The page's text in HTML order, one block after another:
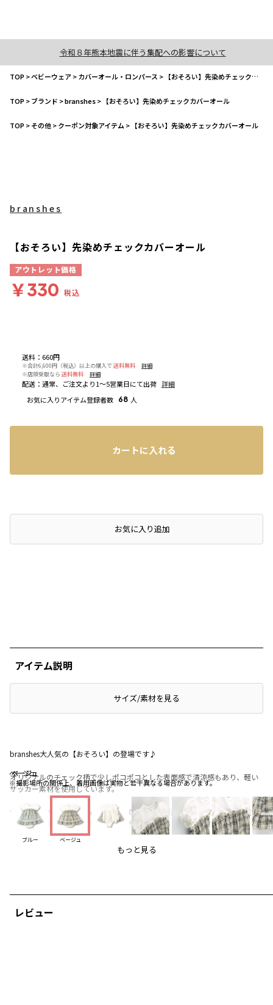
令和８年熊本地震に伴う集配への影響について
TOP>ベビーウェア>カバーオール・ロンパース > 【おそろい】先染めチェックカバーオール
TOP>ブランド >branshes> 【おそろい】先染めチェックカバーオール
TOP>その他>クーポン対象アイテム > 【おそろい】先染めチェックカバーオール
ベージュ
※撮影場所の関係上、着用画像は実物と若干異なる場合があります。
ベージュ
ベージュ
ブルー ベージュ
レビュー
送料 ： 660円
※合計6,600円（税込）以上の購入で 送料無料
詳細
※店頭受取なら 送料無料 詳細
配送 ： 通常、ご注文より1～5営業日にて出荷 詳細
お気に入りアイテム登録者数 68 人
branshes
【おそろい】先染めチェックカバーオール
アウトレット価格
￥330 税込
カートに入れる
お気に入り追加
アイテム説明
サイズ/素材を見る
branshes大人気の【おそろい】の登場です♪
オリジナルのチェック柄で少しポコポコとした表面感で清涼感もあり、軽い
サッカー素材を使用しています。
サッカー素材は生地に凹凸があるので、通気性が良く、生地の中で暑い空気
がこもりにくい素材で、肌に触れる表面積が少ないので汗をかいてもベトつ
きにくく暑い日でもさらりと心地よく着用頂けます。
キッズ男児（先染チェック半袖シャツ）11-4209-396
キッズ女児（先染チェックティアードスカート）12-4233127
もっと見る